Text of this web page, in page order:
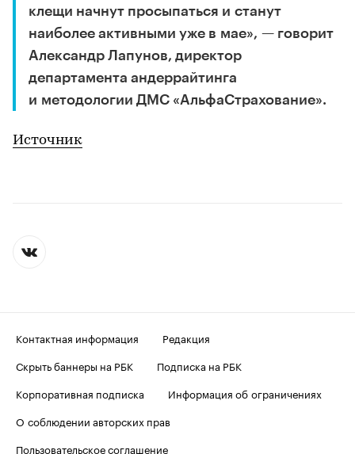
клещи начнут просыпаться и станут
наиболее активными уже в мае», — говорит
Александр Лапунов, директор
департамента андеррайтинга
и методологии ДМС «АльфаСтрахование».
Источник
Контактная информация
Редакция
Скрыть баннеры на РБК
Подписка на РБК
Корпоративная подписка
Информация об ограничениях
О соблюдении авторских прав
Пользовательское соглашение